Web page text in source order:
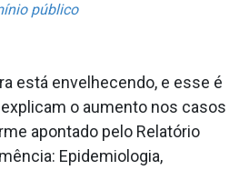
público
está envelhecendo, e esse é
o aumento nos casos
apontado pelo Relatório
Epidemiologia,